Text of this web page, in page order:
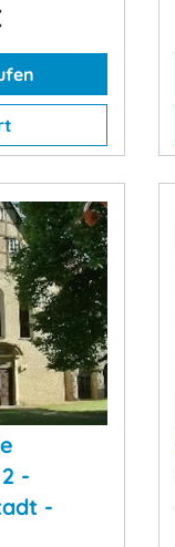
-
-